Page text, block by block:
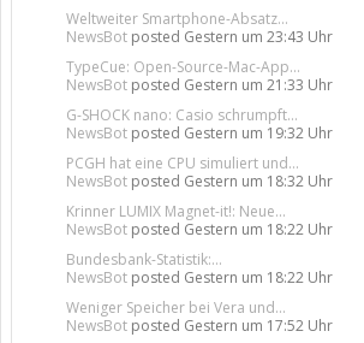
Weltweiter Smartphone-Absatz...
NewsBot posted Gestern um 23:43 Uhr
TypeCue: Open-Source-Mac-App...
NewsBot posted Gestern um 21:33 Uhr
G-SHOCK nano: Casio schrumpft...
NewsBot posted Gestern um 19:32 Uhr
PCGH hat eine CPU simuliert und...
NewsBot posted Gestern um 18:32 Uhr
Krinner LUMIX Magnet-it!: Neue...
NewsBot posted Gestern um 18:22 Uhr
Bundesbank-Statistik:...
NewsBot posted Gestern um 18:22 Uhr
Weniger Speicher bei Vera und...
NewsBot posted Gestern um 17:52 Uhr